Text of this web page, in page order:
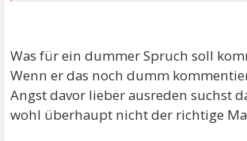
Ich weiß schon, dass morgen ein
kommt und bin schon kurz davor zu
Kinder haben schrecklich Magen Darm
Was für ein dummer Spruch soll
Wenn er das noch dumm
Angst davor lieber ausreden suchst
wohl überhaupt nicht der richtige